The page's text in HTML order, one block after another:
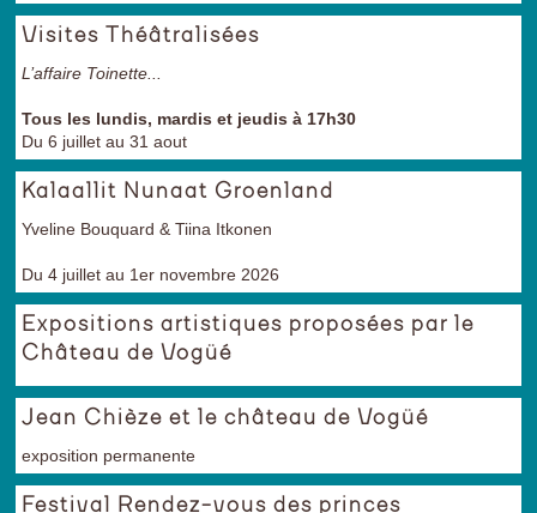
Visites Théâtralisées
L’affaire Toinette...
Tous les lundis, mardis et jeudis à 17h30
Du 6 juillet au 31 aout
Kalaallit Nunaat Groenland
Yveline Bouquard & Tiina Itkonen
Du 4 juillet au 1er novembre 2026
Expositions artistiques proposées par le
Château de Vogüé
Jean Chièze et le château de Vogüé
exposition permanente
Festival Rendez-vous des princes